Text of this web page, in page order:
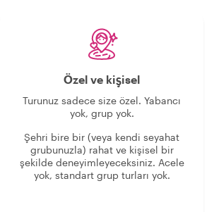
Özel ve kişisel
Turunuz sadece size özel. Yabancı
yok, grup yok.
Şehri bire bir (veya kendi seyahat
grubunuzla) rahat ve kişisel bir
şekilde deneyimleyeceksiniz. Acele
yok, standart grup turları yok.